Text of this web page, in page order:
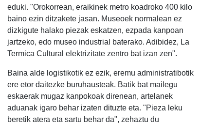
eduki. "Orokorrean, eraikinek metro koadroko 400 kilo
baino ezin ditzakete jasan. Museoek normalean ez
dizkigute halako piezak eskatzen, ezpada kanpoan
jartzeko, edo museo industrial baterako. Adibidez, La
Termica Cultural elektrizitate zentro bat izan zen".
Baina alde logistikotik ez ezik, eremu administratibotik
ere etor daitezke buruhausteak. Batik bat mailegu
eskaerak mugaz kanpokoak direnean, artelanek
aduanak igaro behar izaten dituzte eta. "Pieza leku
beretik atera eta sartu behar da", zehaztu du